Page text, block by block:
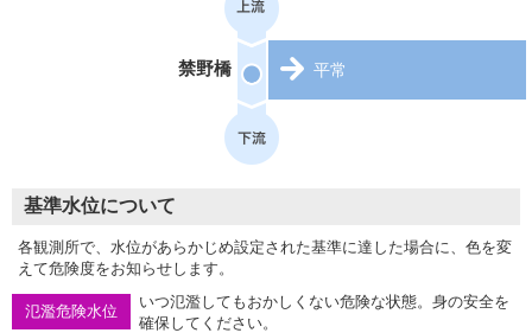
禁野橋 平常
基準水位について
各観測所で、水位があらかじめ設定された基準に達した場合に、色を変
えて危険度をお知らせします。
氾濫危険水位
いつ氾濫してもおかしくない危険な状態。身の安全を
確保してください。